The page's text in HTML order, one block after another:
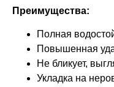
Преимущества:
Полная
Повышенная
Не бликует,
Укладка на